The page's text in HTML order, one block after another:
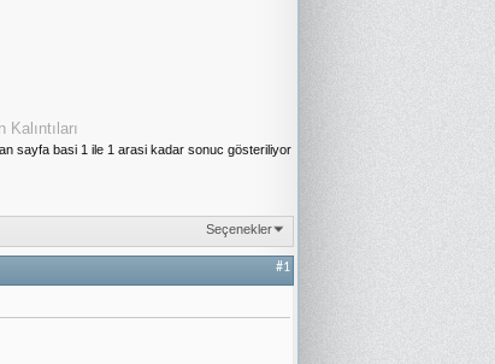
Kalıntıları
sayfa basi 1 ile 1 arasi kadar sonuc gösteriliyor
Seçenekler
#1